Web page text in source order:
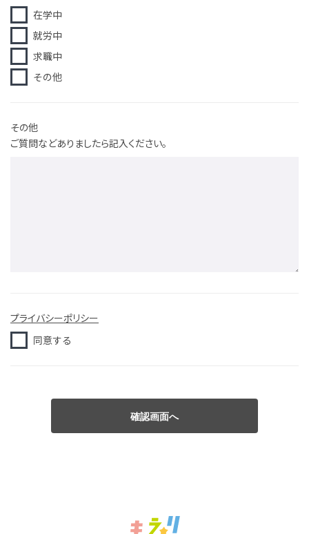
在学中
就労中
求職中
その他
その他
ご質問などありましたら記入ください。
プライバシーポリシー
同意する